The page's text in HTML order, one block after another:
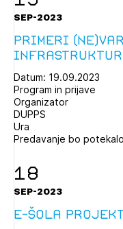
SEP-2023
Primeri
Datum: 19.09.2023
Program in prijave
Organizator
DUPPS
Ura
Predavanje bo
18
SEP-2023
E-šola